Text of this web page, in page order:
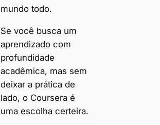
mundo todo.
Se você busca um
aprendizado com
profundidade
acadêmica, mas sem
deixar a prática de
lado, o Coursera é
uma escolha certeira.